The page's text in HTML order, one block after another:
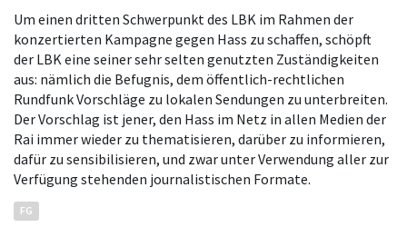
Um einen dritten Schwerpunkt des LBK im Rahmen der
konzertierten Kampagne gegen Hass zu schaffen, schöpft
der LBK eine seiner sehr selten genutzten Zuständigkeiten
aus: nämlich die Befugnis, dem öffentlich-rechtlichen
Rundfunk Vorschläge zu lokalen Sendungen zu unterbreiten.
Der Vorschlag ist jener, den Hass im Netz in allen Medien der
Rai immer wieder zu thematisieren, darüber zu informieren,
dafür zu sensibilisieren, und zwar unter Verwendung aller zur
Verfügung stehenden journalistischen Formate.
FG